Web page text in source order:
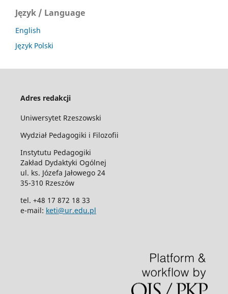
Język / Language
English
Język Polski
Adres redakcji
Uniwersytet Rzeszowski
Wydział Pedagogiki i Filozofii
Instytutu Pedagogiki
Zakład Dydaktyki Ogólnej
ul. ks. Józefa Jałowego 24
35-310 Rzeszów
tel. +48 17 872 18 33
e-mail: keti@ur.edu.pl